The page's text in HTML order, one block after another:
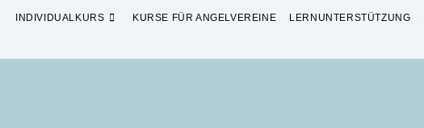
INDIVIDUALKURS KURSE FÜR ANGELVEREINE LERNUNTERSTÜTZUNG